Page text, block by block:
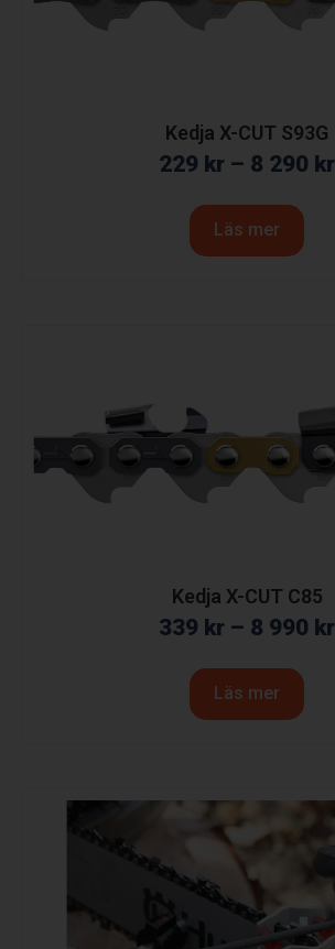
Kedja X-CUT S93G
229 kr – 8 290 kr
Läs mer
Kedja X-CUT C85
339 kr – 8 990 kr
Läs mer